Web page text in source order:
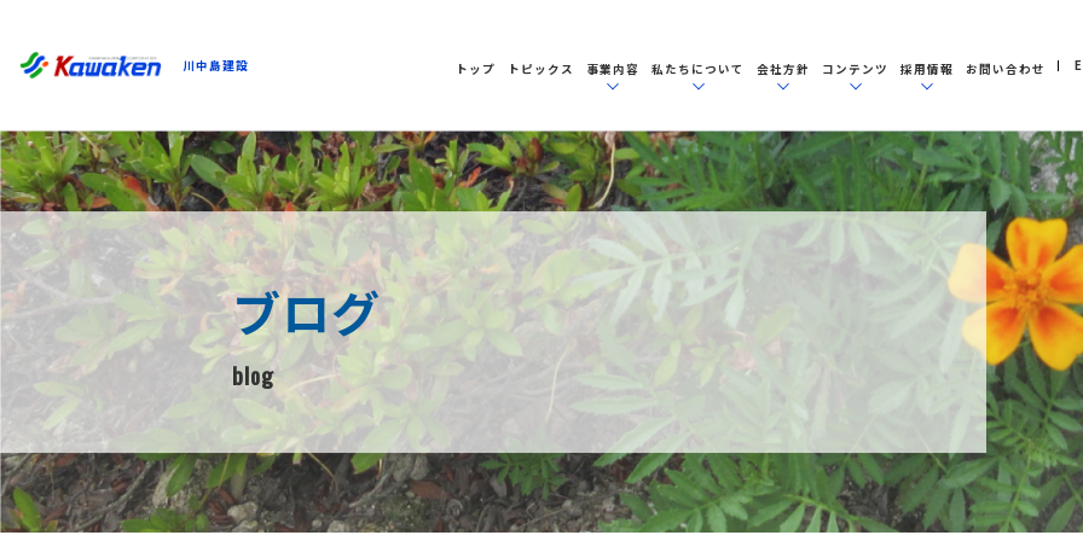
川中島建設 トップ トピックス 事業内容 私たちについて 会社方針 コンテンツ 採用情報 お問い合わせ
ブログ
blog